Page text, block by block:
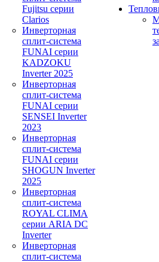
Fujitsu серии
Clarios
Инверторная
сплит-система
FUNAI серии
KADZOKU
Inverter 2025
Инверторная
сплит-система
FUNAI серии
SENSEI Inverter
2023
Инверторная
сплит-система
FUNAI серии
SHOGUN Inverter
2025
Инверторная
сплит-система
ROYAL CLIMA
серии ARIA DC
Inverter
Инверторная
сплит-система